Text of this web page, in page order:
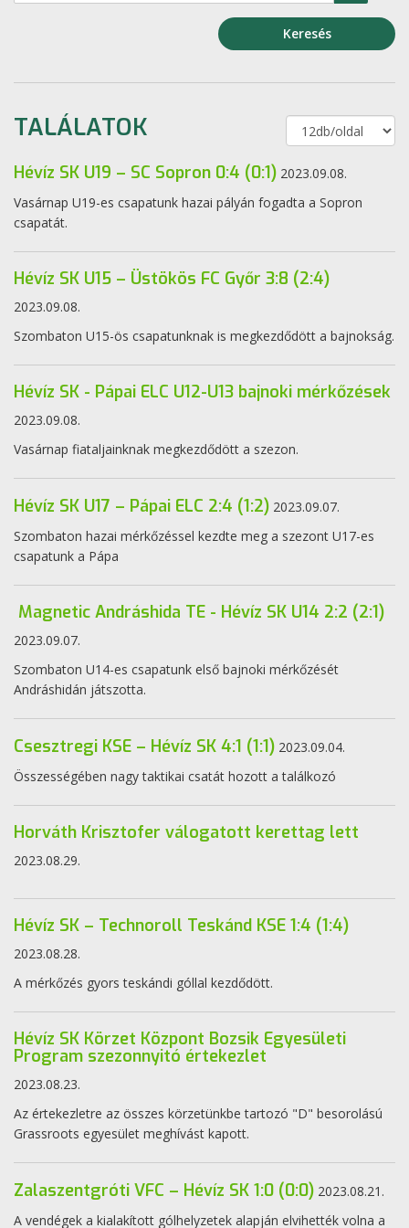
Keresés
TALÁLATOK
Hévíz SK U19 – SC Sopron 0:4 (0:1) 2023.09.08.
Vasárnap U19-es csapatunk hazai pályán fogadta a Sopron
csapatát.
Hévíz SK U15 – Üstökös FC Győr 3:8 (2:4)
2023.09.08.
Szombaton U15-ös csapatunknak is megkezdődött a bajnokság.
Hévíz SK - Pápai ELC U12-U13 bajnoki mérkőzések
2023.09.08.
Vasárnap fiataljainknak megkezdődött a szezon.
Hévíz SK U17 – Pápai ELC 2:4 (1:2) 2023.09.07.
Szombaton hazai mérkőzéssel kezdte meg a szezont U17-es
csapatunk a Pápa
Magnetic Andráshida TE - Hévíz SK U14 2:2 (2:1)
2023.09.07.
Szombaton U14-es csapatunk első bajnoki mérkőzését
Andráshidán játszotta.
Csesztregi KSE – Hévíz SK 4:1 (1:1) 2023.09.04.
Összességében nagy taktikai csatát hozott a találkozó
Horváth Krisztofer válogatott kerettag lett
2023.08.29.
Hévíz SK – Technoroll Teskánd KSE 1:4 (1:4)
2023.08.28.
A mérkőzés gyors teskándi góllal kezdődött.
Hévíz SK Körzet Központ Bozsik Egyesületi
Program szezonnyitó értekezlet
2023.08.23.
Az értekezletre az összes körzetünkbe tartozó "D" besorolású
Grassroots egyesület meghívást kapott.
Zalaszentgróti VFC – Hévíz SK 1:0 (0:0) 2023.08.21.
A vendégek a kialakított gólhelyzetek alapján elvihették volna a